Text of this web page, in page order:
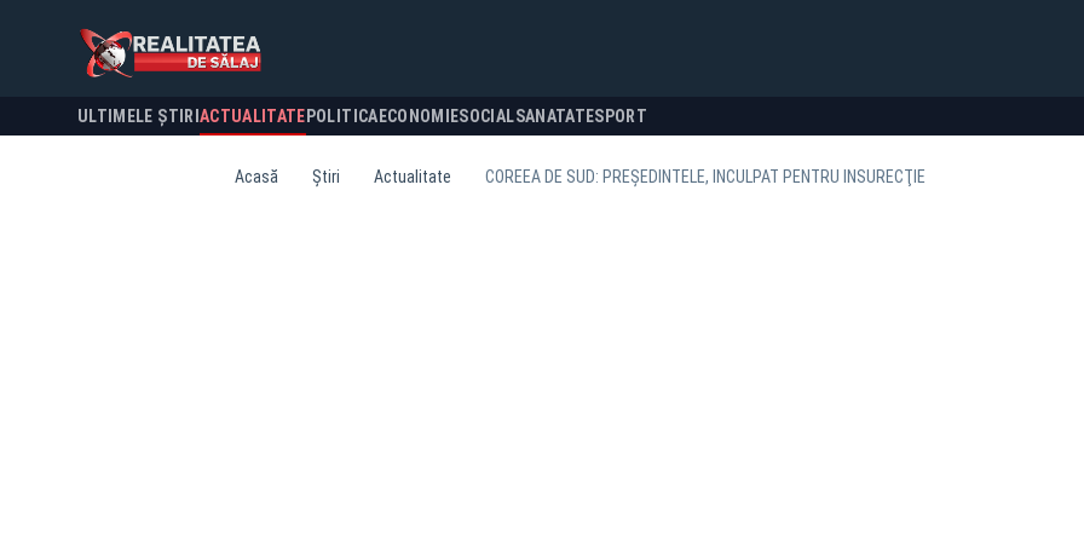
ULTIMELE ȘTIRI ACTUALITATE POLITICA ECONOMIESOCIALSANATATESPORT
Acasă Știri Actualitate COREEA DE SUD: PREȘEDINTELE, INCULPAT PENTRU INSURECŢIE